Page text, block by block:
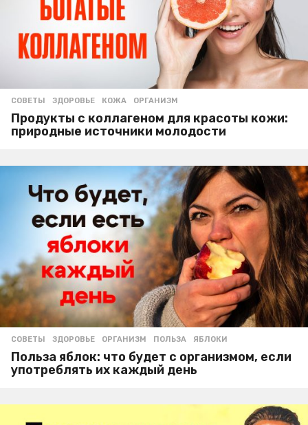
СОВЕТЫ ЗДОРОВЬЕ ,КОЖА ,ОРГАНИЗМ
Продукты с коллагеном для красоты кожи:
природные источники молодости
СОВЕТЫ ЗДОРОВЬЕ ,ОРГАНИЗМ ,ПОЛЬЗА ,ЯБЛОКИ
Польза яблок: что будет с организмом, если
употреблять их каждый день